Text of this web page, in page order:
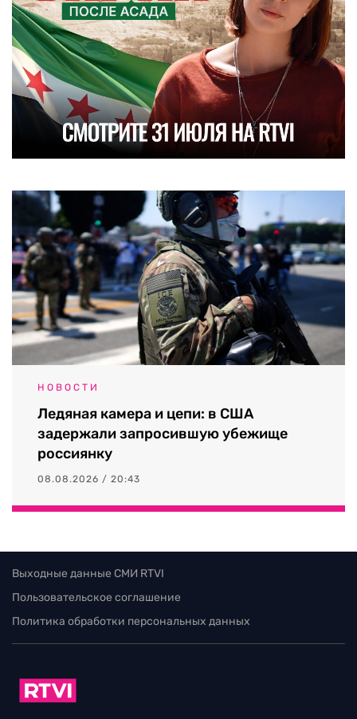
НОВОСТИ
Ледяная камера и цепи: в США
задержали запросившую убежище
россиянку
08.08.2026 / 20:43
Выходные данные СМИ RTVI
Пользовательское соглашение
Политика обработки персональных данных